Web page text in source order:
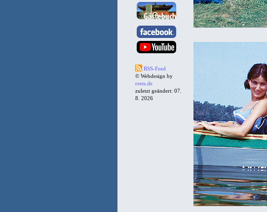
RSS-Feed
© Webdesign by
reets.de
zuletzt geändert: 07.
8. 2026